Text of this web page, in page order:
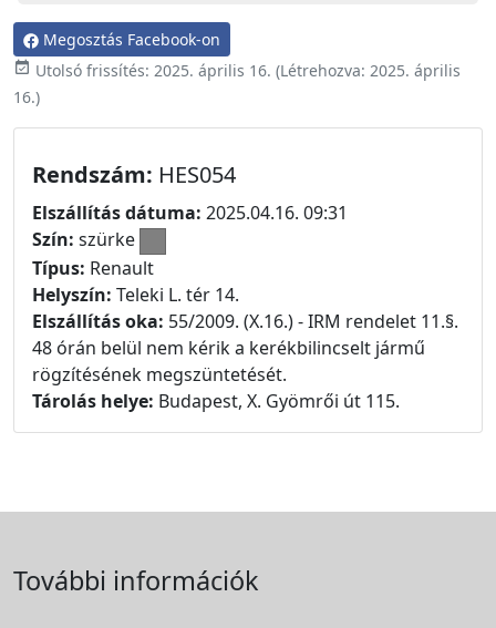
Megosztás Facebook-on
event_available Utolsó frissítés: 2025. április 16. (Létrehozva: 2025. április
16.)
Rendszám: HES054
Elszállítás dátuma: 2025.04.16. 09:31
Szín: szürke
Típus: Renault
Helyszín: Teleki L. tér 14.
Elszállítás oka: 55/2009. (X.16.) - IRM rendelet 11.§.
48 órán belül nem kérik a kerékbilincselt jármű
rögzítésének megszüntetését.
Tárolás helye: Budapest, X. Gyömrői út 115.
További információk